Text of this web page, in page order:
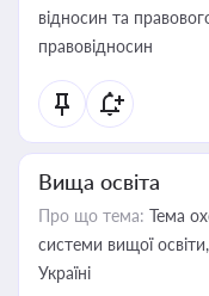
відносин та
правовідносин
Вища освіта
Про що тема: Тема
системи вищої освіти,
Україні